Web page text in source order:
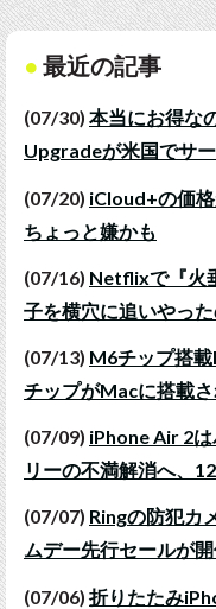
最近の記事
(07/30) 本当にお得な
Upgradeが米国でサ
(07/20) iCloud+の価格
ちょっと嫌かも
(07/16) Netflixで『火
子を横穴に追いやっ
(07/13) M6チップ搭
チップがMacに搭載
(07/09) iPhone Air 2
リーの不満解消へ、
(07/07) Ringの防犯カ
ムデー先行セールが
(07/06) 折りたたみ